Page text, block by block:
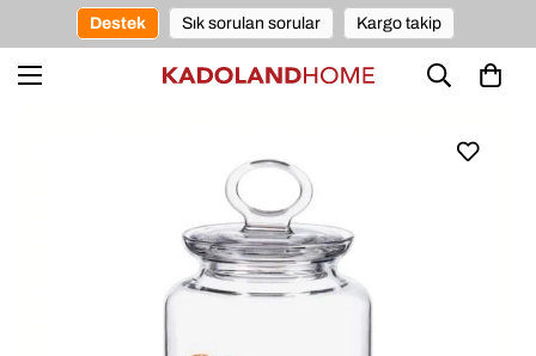
Destek Sık sorulan sorular Kargo takip